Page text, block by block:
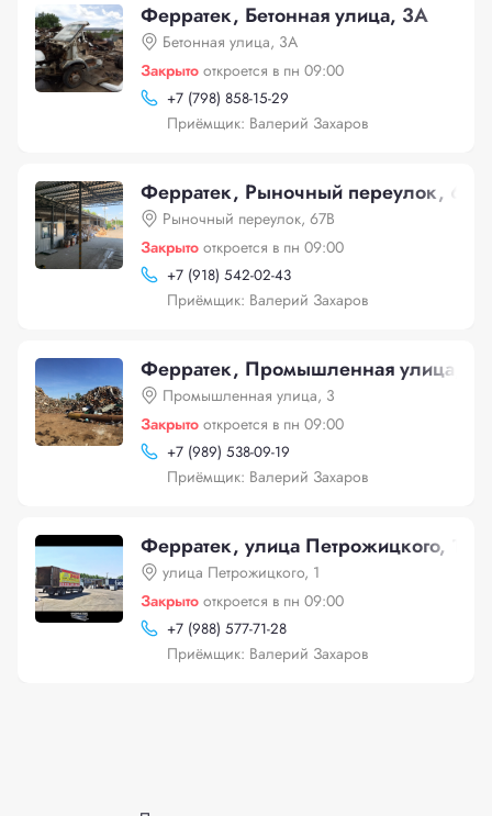
Ферратек, Бетонная улица, 3А
Бетонная улица, 3А
Закрыто откроется в пн 09:00
+7 (798) 858-15-29
Приёмщик: Валерий Захаров
Ферратек, Рыночный переулок, 67В
Рыночный переулок, 67В
Закрыто откроется в пн 09:00
+7 (918) 542-02-43
Приёмщик: Валерий Захаров
Ферратек, Промышленная улица, 3
Промышленная улица, 3
Закрыто откроется в пн 09:00
+7 (989) 538-09-19
Приёмщик: Валерий Захаров
Ферратек, улица Петрожицкого, 1
улица Петрожицкого, 1
Закрыто откроется в пн 09:00
+7 (988) 577-71-28
Приёмщик: Валерий Захаров